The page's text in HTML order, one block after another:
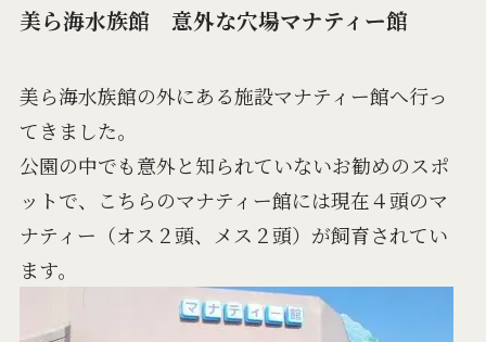
美ら海水族館 意外な穴場マナティー館
美ら海水族館の外にある施設マナティー館へ行っ
てきました。
公園の中でも意外と知られていないお勧めのスポ
ットで、こちらのマナティー館には現在４頭のマ
ナティー（オス２頭、メス２頭）が飼育されてい
ます。